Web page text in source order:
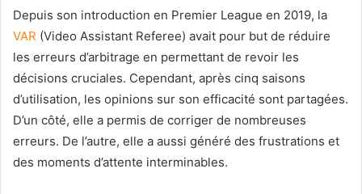
Depuis son introduction en Premier League en 2019, la
VAR (Video Assistant Referee) avait pour but de réduire
les erreurs d’arbitrage en permettant de revoir les
décisions cruciales. Cependant, après cinq saisons
d’utilisation, les opinions sur son efficacité sont partagées.
D’un côté, elle a permis de corriger de nombreuses
erreurs. De l’autre, elle a aussi généré des frustrations et
des moments d’attente interminables.